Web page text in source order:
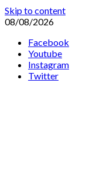
Skip to content
08/08/2026
Facebook
Youtube
Instagram
Twitter